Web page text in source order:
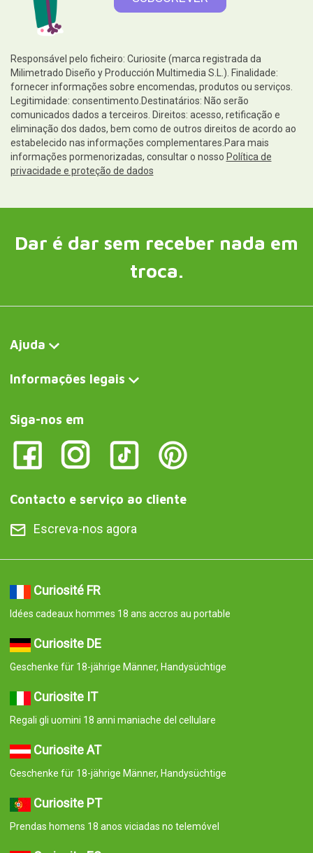
Responsável pelo ficheiro: Curiosite (marca registrada da
Milimetrado Diseño y Producción Multimedia S.L.). Finalidade:
fornecer informações sobre encomendas, produtos ou serviços.
Legitimidade: consentimento.Destinatários: Não serão
comunicados dados a terceiros. Direitos: acesso, retificação e
eliminação dos dados, bem como de outros direitos de acordo ao
estabelecido nas informações complementares.Para mais
informações pormenorizadas, consultar o nosso Política de
privacidade e proteção de dados
Dar é dar sem receber nada em
troca.
Ajuda
Informações legais
Siga-nos em
Contacto e serviço ao cliente
Escreva-nos agora
Curiosité FR
Idées cadeaux hommes 18 ans accros au portable
Curiosite DE
Geschenke für 18-jährige Männer, Handysüchtige
Curiosite IT
Regali gli uomini 18 anni maniache del cellulare
Curiosite AT
Geschenke für 18-jährige Männer, Handysüchtige
Curiosite PT
Prendas homens 18 anos viciadas no telemóvel